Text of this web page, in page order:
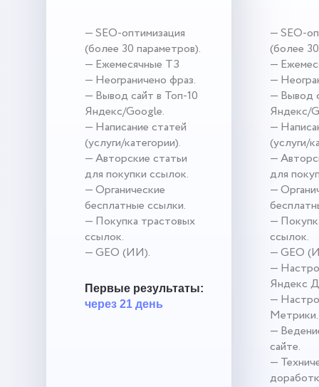
— SEO-оптимизация
(более 30 параметров).
— Ежемесячные ТЗ
— Неограничено фраз.
— Вывод сайт в Топ-10
Яндекс/Google.
— Написание статей
(услуги/категории).
— Авторские статьи
для покупки ссылок.
— Органические
бесплатные ссылки.
— Покупка трастовых
ссылок.
— GEO (ИИ).
Первые результаты:
через 21 день
— SEO-
(более
—
—
— Вывод
Яндекс/
—
(услуги/
—
для
—
—
ссылок.
— GEO
—
Яндекс
—
Метрики.
—
сайте.
—